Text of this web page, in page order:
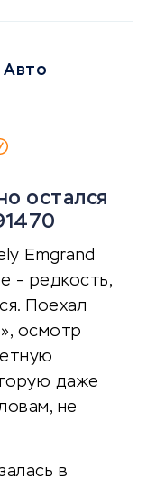
Авто
остался
Emgrand
– редкость,
Поехал
осмотр
даже
не
в